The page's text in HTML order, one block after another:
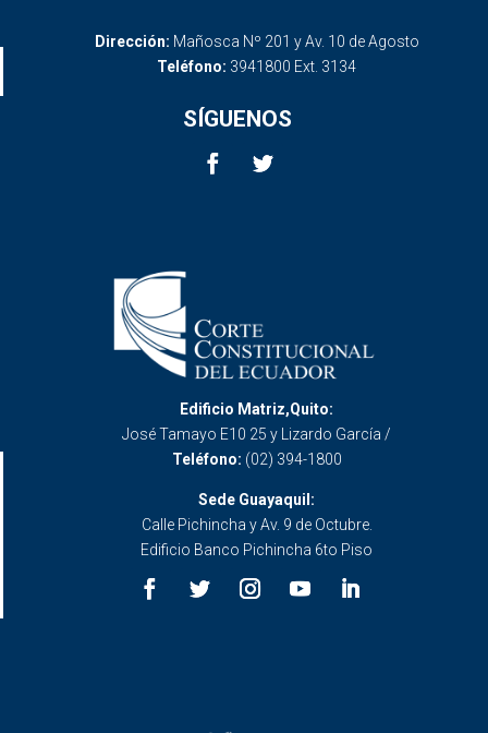
Dirección: Mañosca Nº 201 y Av. 10 de Agosto
Teléfono: 3941800 Ext. 3134
SÍGUENOS
Edificio Matriz,Quito:
José Tamayo E10 25 y Lizardo García /
Teléfono: (02) 394-1800
Sede Guayaquil:
Calle Pichincha y Av. 9 de Octubre.
Edificio Banco Pichincha 6to Piso